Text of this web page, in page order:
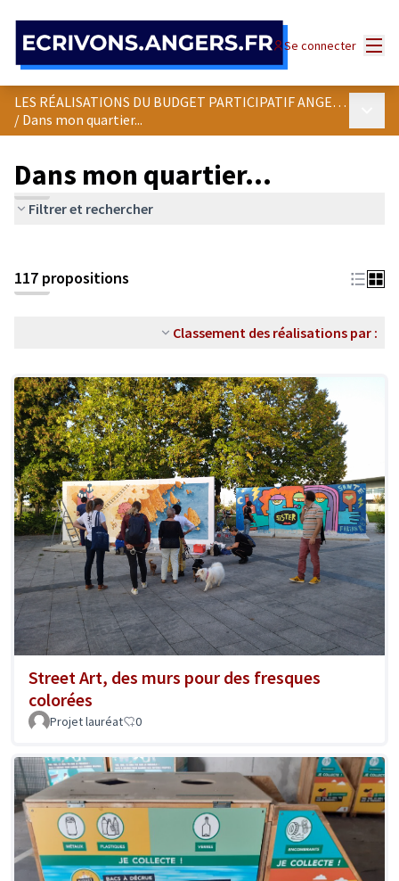
Se connecter
LES RÉALISATIONS DU BUDGET PARTICIPATIF ANGEVIN
/ Dans mon quartier...
Dans mon quartier...
Filtrer et rechercher
+
−
117 propositions
Classement des réalisations par :
Street Art, des murs pour des fresques
colorées
Projet lauréat 0